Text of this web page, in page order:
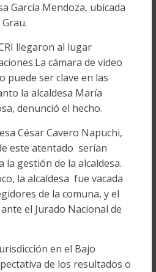
García Mendoza, ubicada
llegaron al lugar
cámara de video
puede ser clave en las
la alcaldesa María
denunció el hecho.
César Cavero Napuchi,
este atentado serían
gestión de la alcaldesa.
la alcaldesa fue vacada
de la comuna, y el
el Jurado Nacional de
en el Bajo
de los resultados o